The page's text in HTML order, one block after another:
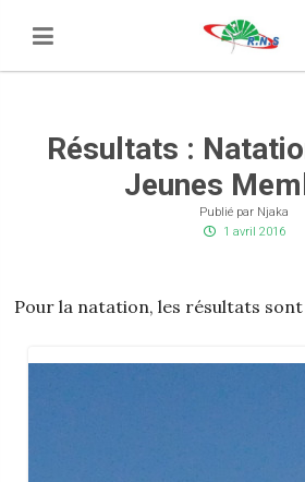
Résultats :
Jeunes
Publié par Njaka
1 avril 2016
Pour la natation, les résultats sont